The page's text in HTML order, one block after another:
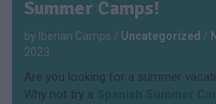
Summer Camps!
by Iberian Camps / Uncategorized /
2023
Are you looking for a summer
Why not try a